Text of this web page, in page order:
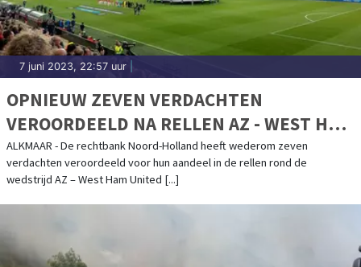
7 juni 2023, 22:57 uur
OPNIEUW ZEVEN VERDACHTEN
VEROORDEELD NA RELLEN AZ - WEST HAM
UNITED
ALKMAAR - De rechtbank Noord-Holland heeft wederom zeven
verdachten veroordeeld voor hun aandeel in de rellen rond de
wedstrijd AZ – West Ham United [...]